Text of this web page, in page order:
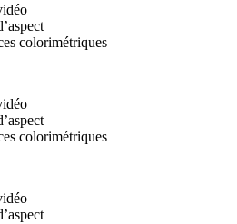
colorimétriques
colorimétriques